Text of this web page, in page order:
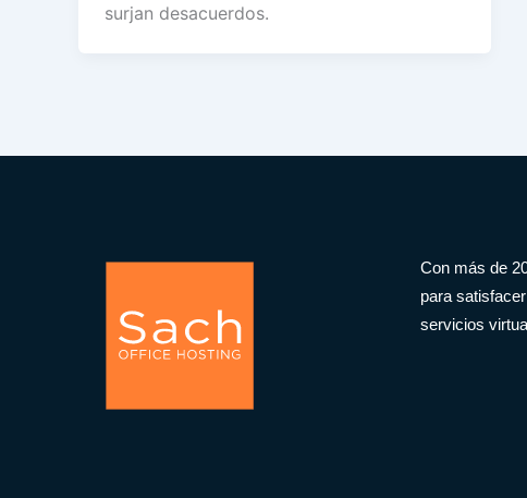
surjan desacuerdos.
Con más de
para
servicios